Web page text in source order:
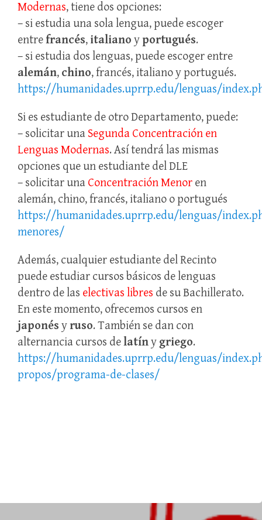
Modernas, tiene dos opciones:
– si estudia una sola lengua, puede escoger
entrefrancés, italiano yportugués.
– si estudia dos lenguas, puede escoger entre
alemán, chino, francés, italiano y portugués.
https://humanidades.uprrp.edu/lenguas/
Si es estudiante de otro Departamento, puede:
– solicitar una Segunda Concentración en
Lenguas Modernas. Así tendrá las mismas
opciones que un estudiante del DLE
– solicitar una Concentración Menor en
alemán, chino, francés, italiano o portugués
https://humanidades.uprrp.edu/lenguas/
menores/
Además, cualquier estudiante del Recinto
puede estudiar cursos básicos de lenguas
dentro de las electivas libres de su Bachillerato.
En este momento, ofrecemos cursos en
japonés yruso. También se dan con
alternancia cursos delatíny griego.
https://humanidades.uprrp.edu/lenguas/
propos/programa-de-clases/